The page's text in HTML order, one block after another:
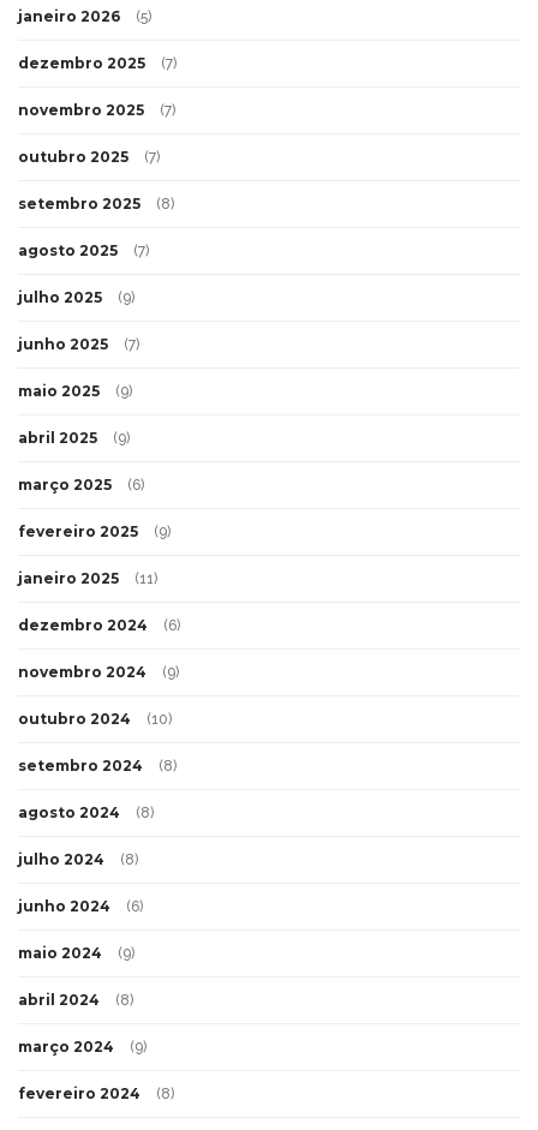
janeiro 2026 (5)
dezembro 2025 (7)
novembro 2025 (7)
outubro 2025 (7)
setembro 2025 (8)
agosto 2025 (7)
julho 2025 (9)
junho 2025 (7)
maio 2025 (9)
abril 2025 (9)
março 2025 (6)
fevereiro 2025 (9)
janeiro 2025 (11)
dezembro 2024 (6)
novembro 2024 (9)
outubro 2024 (10)
setembro 2024 (8)
agosto 2024 (8)
julho 2024 (8)
junho 2024 (6)
maio 2024 (9)
abril 2024 (8)
março 2024 (9)
fevereiro 2024 (8)